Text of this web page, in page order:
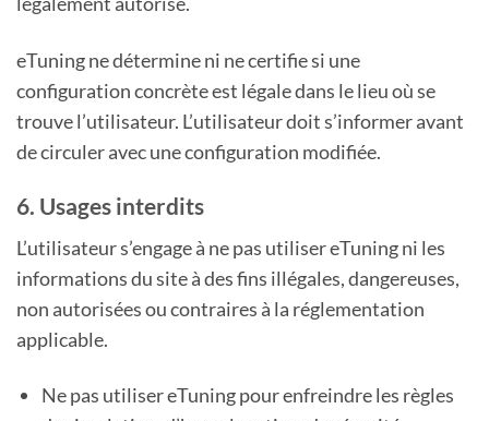
eTuning ne détermine ni ne certifie si une
configuration concrète est légale dans le lieu où se
trouve l’utilisateur. L’utilisateur doit s’informer avant
de circuler avec une configuration modifiée.
6. Usages interdits
L’utilisateur s’engage à ne pas utiliser eTuning ni les
informations du site à des fins illégales, dangereuses,
non autorisées ou contraires à la réglementation
applicable.
Ne pas utiliser eTuning pour enfreindre les règles